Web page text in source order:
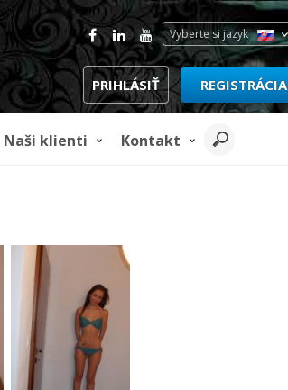
Vyberte si jazyk
PRIHLÁSIŤ REGISTRÁCIA
Naši klienti Kontakt